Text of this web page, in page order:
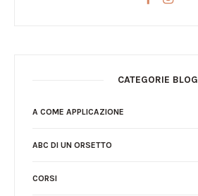
CATEGORIE BLOG
A COME APPLICAZIONE
ABC DI UN ORSETTO
CORSI